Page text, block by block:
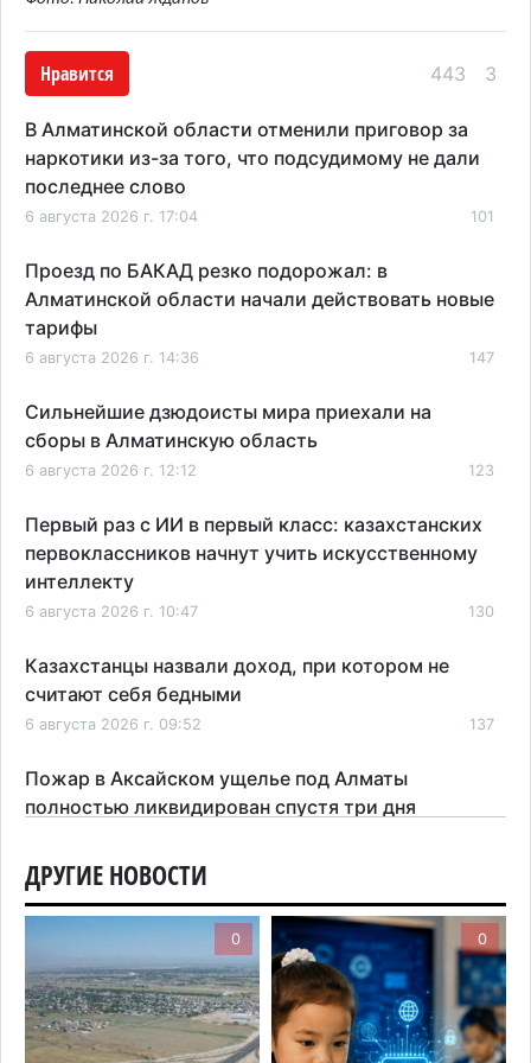
Нравится 443 3
В Алматинской области отменили приговор за
наркотики из-за того, что подсудимому не дали
последнее слово
6 августа 2026 г. 17:04 101
Проезд по БАКАД резко подорожал: в
Алматинской области начали действовать новые
тарифы
6 августа 2026 г. 14:36 147
Сильнейшие дзюдоисты мира приехали на
сборы в Алматинскую область
6 августа 2026 г. 12:12 123
Первый раз с ИИ в первый класс: казахстанских
первоклассников начнут учить искусственному
интеллекту
6 августа 2026 г. 10:47 130
Казахстанцы назвали доход, при котором не
считают себя бедными
6 августа 2026 г. 09:52 137
Пожар в Аксайском ущелье под Алматы
полностью ликвидирован спустя три дня
Минэкологии опровергло фото тигра возле села
в Алматинской области
181
Казахстан стал лидером Центральной Азии в
мировом рейтинге благополучия
ДРУГИЕ НОВОСТИ
0 0